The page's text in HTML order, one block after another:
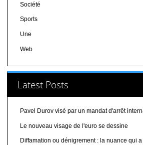
Société
Sports
Une
Web
Latest Posts
Pavel Durov visé par un mandat d'arrêt
Le nouveau visage de l'euro se dessine
Diffamation ou dénigrement : la nuance qui